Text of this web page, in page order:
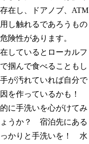
在し、ドアノブ、ATM
し触れるであろうもの
危険性があります。
しているとローカルフ
掴んで食べることもし
が汚れていれば自分で
を作っているかも！
に手洗いを心がけてみ
うか？ 宿泊先にある
かりと手洗いを！ 水